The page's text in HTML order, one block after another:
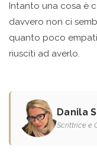
Intanto una cosa è
davvero non ci
quanto poco
riusciti ad averlo.
Danila
Scrittrice e